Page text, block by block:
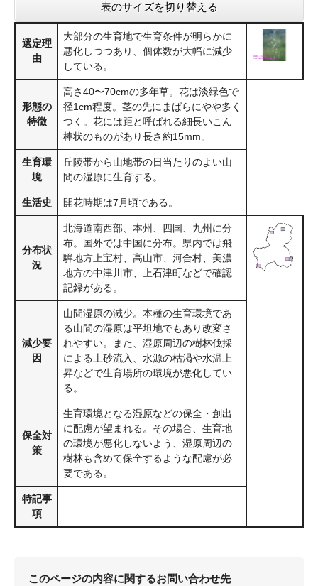
表のサイズを切り替える
選定理
由
大部分の生育地で生育条件が明らかに
悪化しつつあり、個体数が大幅に減少
している。
形態の
特徴
高さ40〜70cmの多年草。花は淡緑色で
径1cm程度。茎の先にまばらにやや多く
つく。花には距と呼ばれる細長いこん
棒状のものがあり長さ約15mm。
生育環
境
丘陵帯から山地帯の日当たりのよい山
間の湿原に生育する。
生活史 開花時期は7月頃である。
分布状
況
北海道南西部、本州、四国、九州に分
布。国外では中国に分布。県内では飛
騨地方上宝村、高山市、河合村、美濃
地方の中津川市、上石津町などで確認
記録がある。
減少要
因
山間湿原の減少。本種の生育環境であ
る山間の湿原は平坦地でもあり改変さ
れやすい。また、湿原周辺の樹林伐採
による土砂流入、水源の枯渇や水温上
昇などで生育場所の環境が悪化してい
る。
保全対
策
生育環境となる湿原などの保全・創出
に配慮が望まれる。その場合、生育地
の環境が悪化しないよう、湿原周辺の
樹林も含めて保全するような配慮が必
要である。
特記事
項
このページの内容に関するお問い合わせ先